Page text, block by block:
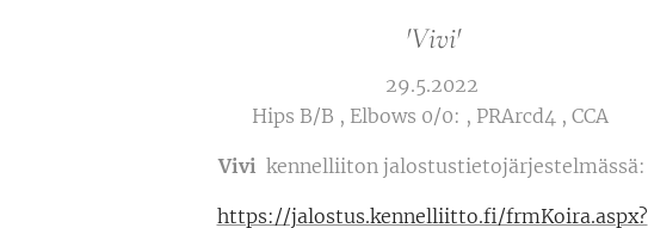
'Vivi'
29.5.2022
Hips B/B , Elbows 0/0: , PRArcd4 , CCA
Vivi kennelliiton jalostustietojärjestelmässä:
https://jalostus.kennelliitto.fi/frmKoira.aspx?